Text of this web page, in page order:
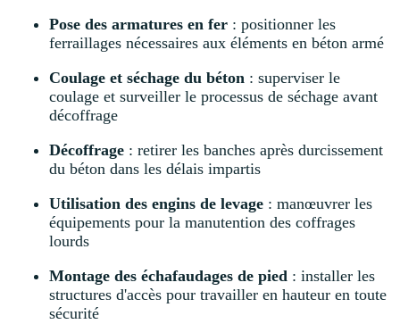
Pose des armatures en fer : positionner les
ferraillages nécessaires aux éléments en béton armé
Coulage et séchage du béton : superviser le
coulage et surveiller le processus de séchage avant
décoffrage
Décoffrage : retirer les banches après durcissement
du béton dans les délais impartis
Utilisation des engins de levage : manœuvrer les
équipements pour la manutention des coffrages
lourds
Montage des échafaudages de pied : installer les
structures d'accès pour travailler en hauteur en toute
sécurité